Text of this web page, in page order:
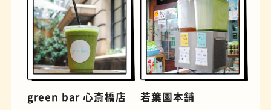
green bar 心斎橋店 若葉園本舗